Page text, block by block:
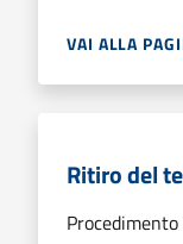
VAI ALLA
Ritiro del